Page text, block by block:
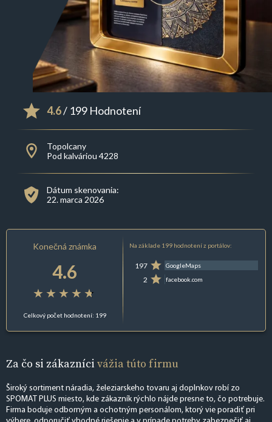
4.6/ 199 Hodnotení
Topolcany
Pod kalváriou 4228
Dátum skenovania:
22. marca 2026
Konečná známka
4.6
Celkový počet hodnotení: 199
Na základe 199 hodnotení z portálov:
197 GoogleMaps
2 facebook.com
Za čo si zákazníci vážia túto firmu
Široký sortiment náradia, železiarskeho tovaru aj doplnkov robí zo
SPOMAT PLUS miesto, kde zákazník rýchlo nájde presne to, čo potrebuje.
Firma boduje odborným a ochotným personálom, ktorý vie poradiť pri